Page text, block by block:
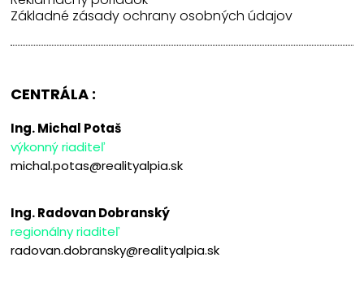
Základné zásady ochrany osobných údajov
CENTRÁLA :
Ing. Michal Potaš
výkonný riaditeľ
michal.potas@realityalpia.sk
Ing. Radovan Dobranský
regionálny riaditeľ
radovan.dobransky@realityalpia.sk